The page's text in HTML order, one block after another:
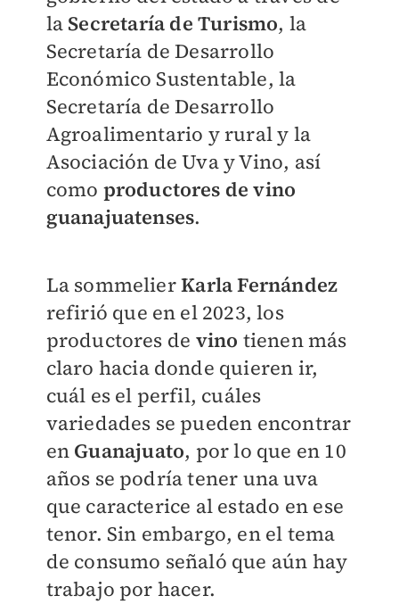
la Secretaría de Turismo, la
Secretaría de Desarrollo
Económico Sustentable, la
Secretaría de Desarrollo
Agroalimentario y rural y la
Asociación de Uva y Vino, así
como productores de vino
guanajuatenses.
La sommelierKarla Fernández
refirió que en el 2023, los
productores de vino tienen más
claro hacia donde quieren ir,
cuál es el perfil, cuáles
variedades se pueden encontrar
en Guanajuato, por lo que en 10
años se podría tener una uva
que caracterice al estado en ese
tenor. Sin embargo, en el tema
de consumo señaló que aún hay
trabajo por hacer.